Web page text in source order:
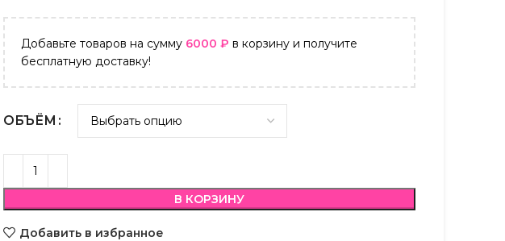
Добавьте товаров на сумму 6000 ₽ в корзину и получите
бесплатную доставку!
ОБЪЁМ
В КОРЗИНУ
Добавить в избранное